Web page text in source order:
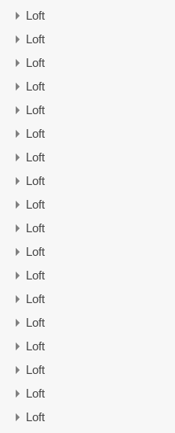
Loft
Loft
Loft
Loft
Loft
Loft
Loft
Loft
Loft
Loft
Loft
Loft
Loft
Loft
Loft
Loft
Loft
Loft